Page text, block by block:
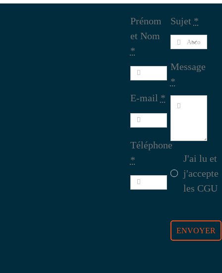
Prénom
et Nom
*
E-mail *
Téléphone
*
Sujet *
Message
*
J'ai lu et
j'accepte
les CGU
ENVOYER